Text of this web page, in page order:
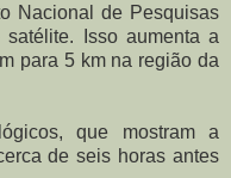
Nacional de Pesquisas
Isso aumenta a
para 5 km na região da
que mostram a
de seis horas antes